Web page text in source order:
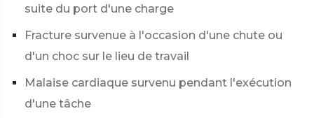
suite du port d'une charge
Fracture survenue à l'occasion d'une chute ou
d'un choc sur le lieu de travail
Malaise cardiaque survenu pendant l'exécution
d'une tâche